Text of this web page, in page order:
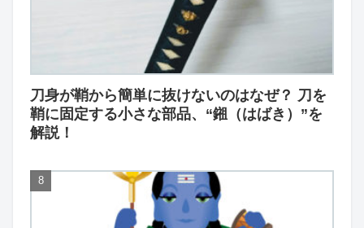
刀身が鞘から簡単に抜けないのはなぜ？ 刀を
鞘に固定する小さな部品、“鎺（はばき）”を
解説！